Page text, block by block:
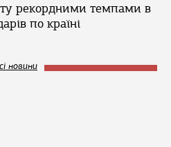
рекордними темпами в
по країні
новини